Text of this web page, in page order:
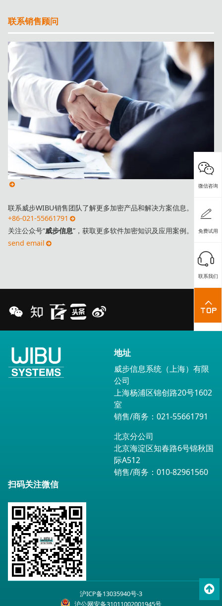
联系销售顾问
联系威步WIBU销售团队了解更多加密产品和解决方案信息。
+86-021-55661791
关注公众号“威步信息”，获取更多软件加密知识及应用案例。
send email
To
top
地址
威步信息系统（上海）有限
公司
上海杨浦区锦创路20号1602
室
销售/商务：021-55661791
北京分公司
北京海淀区知春路6号锦秋国
际A512
销售/商务：010-82961560
扫码关注微信
微信咨询
免费试用
联系我们
沪ICP备13035940号-3
沪公网安备31011002001945号